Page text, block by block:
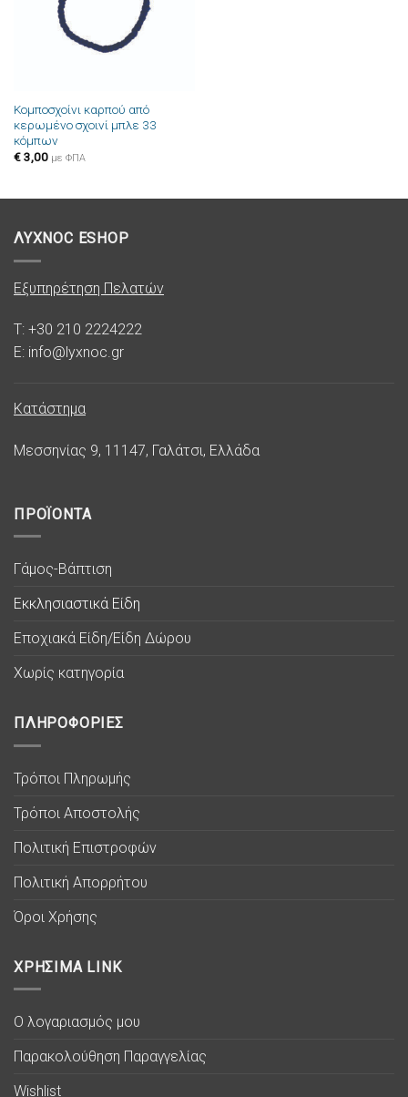
Κομποσχοίνι καρπού από
κερωμένο σχοινί μπλε 33
κόμπων
€3,00 με ΦΠΑ
ΛΥΧΝΟC ESHOP
Εξυπηρέτηση Πελατών
T: +30 210 2224222
E: info@lyxnoc.gr
Κατάστημα
Μεσσηνίας 9, 11147, Γαλάτσι, Ελλάδα
ΠΡΟΪΟΝΤΑ
Γάμος-Βάπτιση
Εκκλησιαστικά Είδη
Εποχιακά Είδη/Είδη Δώρου
Χωρίς κατηγορία
ΠΛΗΡΟΦΟΡΙΕΣ
Τρόποι Πληρωμής
Τρόποι Αποστολής
Πολιτική Επιστροφών
Πολιτική Απορρήτου
Όροι Χρήσης
ΧΡΗΣΙΜΑ LINK
Ο λογαριασμός μου
Παρακολούθηση Παραγγελίας
Wishlist